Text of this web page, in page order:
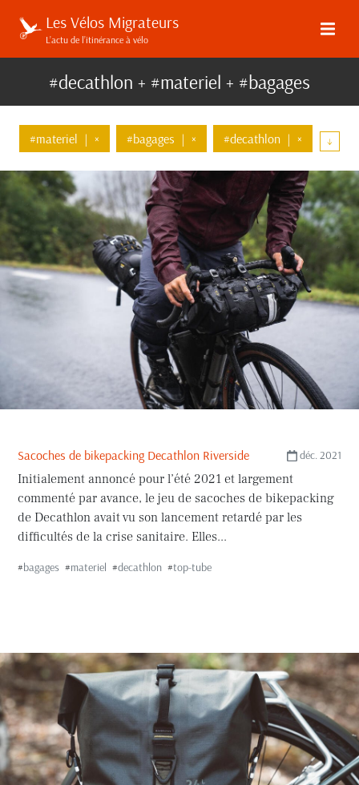
Les Vélos Migrateurs
L’actu de l’itinérance à vélo
#decathlon + #materiel + #bagages
#materiel | × #bagages | × #decathlon | ×
#top-tube #ortlieb #apidura #brooks
#rixen-and-kaul #deuter
↓
déc. 2021
Sacoches de bikepacking Decathlon Riverside
Initialement annoncé pour l’été 2021 et largement
commenté par avance, le jeu de sacoches de bikepacking
de Decathlon avait vu son lancement retardé par les
difficultés de la crise sanitaire. Elles...
#bagages #materiel #decathlon #top-tube